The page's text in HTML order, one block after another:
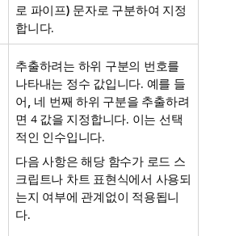
로 파이프) 문자로 구분하여 지정
합니다.
추출하려는 하위 구분의 번호를
나타내는 정수 값입니다. 예를 들
어, 네 번째 하위 구분을 추출하려
면 4값을 지정합니다. 이는 선택
적인 인수입니다.
다음 사항은 해당 함수가 로드 스
크립트나 차트 표현식에서 사용되
는지 여부에 관계없이 적용됩니
다.